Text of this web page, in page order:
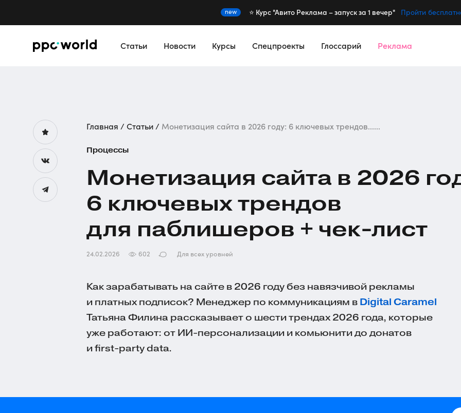
new ⭐️ Курс "Авито Реклама – запуск за 1 вечер" Пройти
Статьи Новости Курсы Спецпроекты Глоссарий Реклама
Главная Статьи Монетизация сайта в 2026 году: 6 ключевых трендов......
Процессы
Монетизация сайта в 2026
6 ключевых трендов
для паблишеров + чек-лист
24.02.2026 602 Для всех уровней
Как зарабатывать на сайте в 2026 году без навязчивой рекламы
и платных подписок? Менеджер по коммуникациям в Digital Caramel
Татьяна Филина рассказывает о шести трендах 2026 года, которые
уже работают: от ИИ‑персонализации и комьюнити до донатов
и first‑party data.